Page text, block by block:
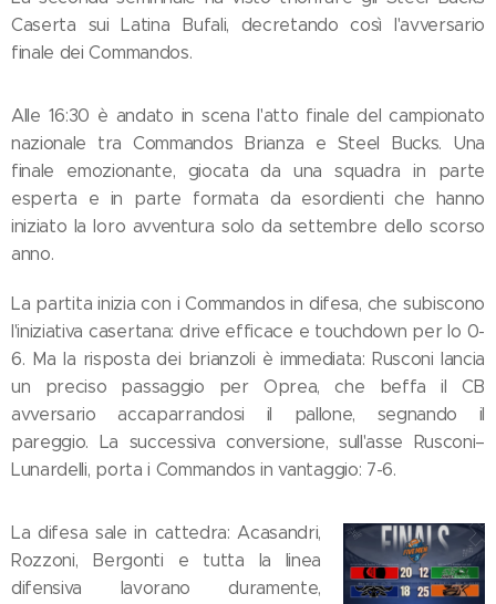
Caserta sui Latina Bufali, decretando così l'avversario
finale dei Commandos.
Alle 16:30 è andato in scena l'atto finale del campionato
nazionale tra Commandos Brianza e Steel Bucks. Una
finale emozionante, giocata da una squadra in parte
esperta e in parte formata da esordienti che hanno
iniziato la loro avventura solo da settembre dello scorso
anno.
La partita inizia con i Commandos in difesa, che subiscono
l'iniziativa casertana: drive efficace e touchdown per lo 0-
6. Ma la risposta dei brianzoli è immediata: Rusconi lancia
un preciso passaggio per Oprea, che beffa il CB
avversario accaparrandosi il pallone, segnando il
pareggio. La successiva conversione, sull'asse Rusconi–
Lunardelli, porta i Commandos in vantaggio: 7-6.
La difesa sale in cattedra: Acasandri,
Rozzoni, Bergonti e tutta la linea
difensiva lavorano duramente,